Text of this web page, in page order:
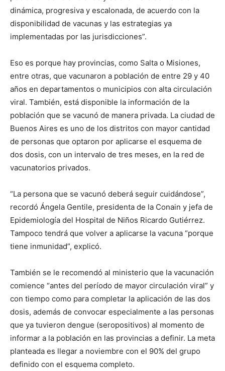
dinámica, progresiva y escalonada, de acuerdo con la
disponibilidad de vacunas y las estrategias ya
implementadas por las jurisdicciones”.
Eso es porque hay provincias, como Salta o Misiones,
entre otras, que vacunaron a población de entre 29 y 40
años en departamentos o municipios con alta circulación
viral. También, está disponible la información de la
población que se vacunó de manera privada. La ciudad de
Buenos Aires es uno de los distritos con mayor cantidad
de personas que optaron por aplicarse el esquema de
dos dosis, con un intervalo de tres meses, en la red de
vacunatorios privados.
“La persona que se vacunó deberá seguir cuidándose”,
recordó Ángela Gentile, presidenta de la Conain y jefa de
Epidemiología del Hospital de Niños Ricardo Gutiérrez.
Tampoco tendrá que volver a aplicarse la vacuna “porque
tiene inmunidad”, explicó.
También se le recomendó al ministerio que la vacunación
comience “antes del período de mayor circulación viral” y
con tiempo como para completar la aplicación de las dos
dosis, además de convocar especialmente a las personas
que ya tuvieron dengue (seropositivos) al momento de
informar a la población en las provincias a definir. La meta
planteada es llegar a noviembre con el 90% del grupo
definido con el esquema completo.